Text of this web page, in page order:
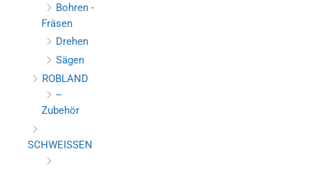
Bohren -
Fräsen
Drehen
Sägen
ROBLAND
--
Zubehör
SCHWEISSEN